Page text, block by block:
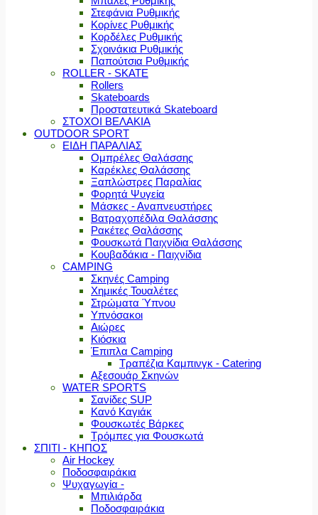
Στεφάνια Ρυθμικής
Κορίνες Ρυθμικής
Κορδέλες Ρυθμικής
Σχοινάκια Ρυθμικής
Παπούτσια Ρυθμικής
ROLLER - SKATE
Rollers
Skateboards
Προστατευτικά Skateboard
ΣΤΟΧΟΙ ΒΕΛΑΚΙΑ
OUTDOOR SPORT
ΕΙΔΗ ΠΑΡΑΛΙΑΣ
Ομπρέλες Θαλάσσης
Καρέκλες Θαλάσσης
Ξαπλώστρες Παραλίας
Φορητά Ψυγεία
Μάσκες - Αναπνευστήρες
Βατραχοπέδιλα Θαλάσσης
Ρακέτες Θαλάσσης
Φουσκωτά Παιχνίδια Θαλάσσης
Κουβαδάκια - Παιχνίδια
CAMPING
Σκηνές Camping
Χημικές Τουαλέτες
Στρώματα Ύπνου
Υπνόσακοι
Αιώρες
Κιόσκια
Έπιπλα Camping
Τραπέζια Καμπινγκ - Catering
Αξεσουάρ Σκηνών
WATER SPORTS
Σανίδες SUP
Κανό Καγιάκ
Φουσκωτές Βάρκες
Τρόμπες για Φουσκωτά
ΣΠΙΤΙ - ΚΗΠΟΣ
Air Hockey
Ποδοσφαιράκια
Ψυχαγωγία -
Μπιλιάρδα
Ποδοσφαιράκια